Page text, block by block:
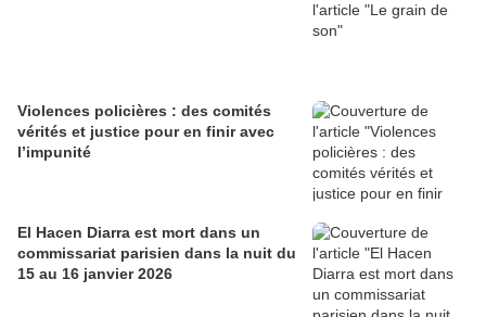
Violences policières : des comités
vérités et justice pour en finir avec
l’impunité
El Hacen Diarra est mort dans un
commissariat parisien dans la nuit du
15 au 16 janvier 2026